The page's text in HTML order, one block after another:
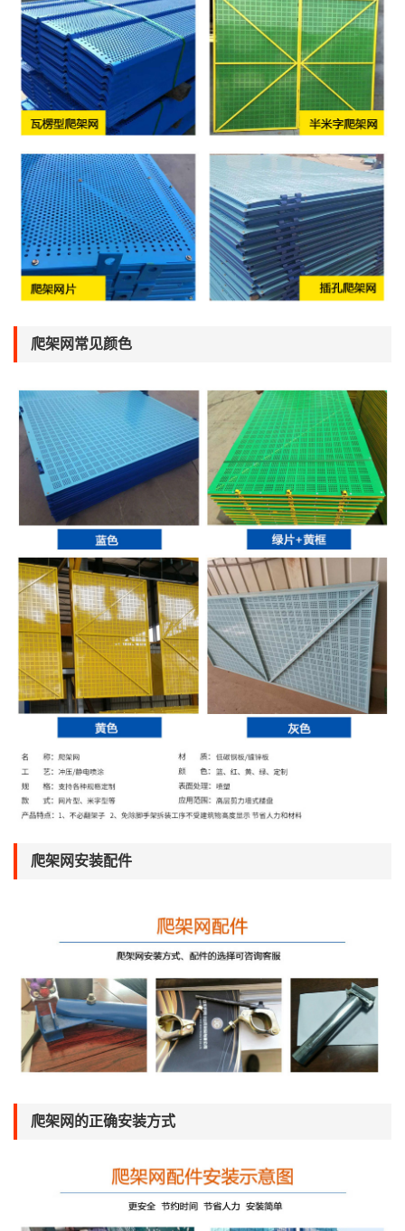
爬架网常见颜色
爬架网安装配件
爬架网的正确安装方式